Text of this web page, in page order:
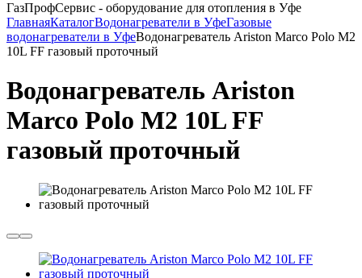
ГазПрофСервис - оборудование для отопления в Уфе
ГлавнаяКаталогВодонагреватели в УфеГазовые
водонагреватели в УфеВодонагреватель Ariston Marco Polo M2
10L FF газовый проточный
Водонагреватель Ariston
Marco Polo M2 10L FF
газовый проточный